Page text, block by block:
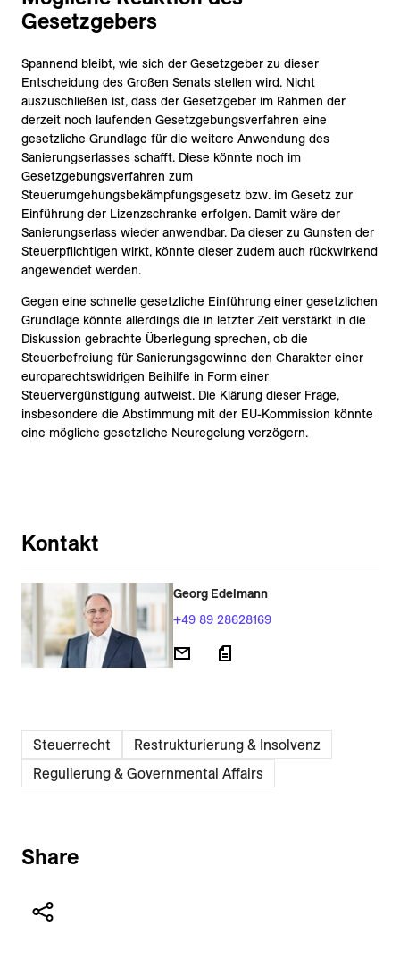
Gesetzgebers
Spannend bleibt, wie sich der Gesetzgeber zu dieser
Entscheidung des Großen Senats stellen wird. Nicht
auszuschließen ist, dass der Gesetzgeber im Rahmen der
derzeit noch laufenden Gesetzgebungsverfahren eine
gesetzliche Grundlage für die weitere Anwendung des
Sanierungserlasses schafft. Diese könnte noch im
Gesetzgebungsverfahren zum
Steuerumgehungsbekämpfungsgesetz bzw. im Gesetz zur
Einführung der Lizenzschranke erfolgen. Damit wäre der
Sanierungserlass wieder anwendbar. Da dieser zu Gunsten der
Steuerpflichtigen wirkt, könnte dieser zudem auch rückwirkend
angewendet werden.
Gegen eine schnelle gesetzliche Einführung einer gesetzlichen
Grundlage könnte allerdings die in letzter Zeit verstärkt in die
Diskussion gebrachte Überlegung sprechen, ob die
Steuerbefreiung für Sanierungsgewinne den Charakter einer
europarechtswidrigen Beihilfe in Form einer
Steuervergünstigung aufweist. Die Klärung dieser Frage,
insbesondere die Abstimmung mit der EU-Kommission könnte
eine mögliche gesetzliche Neuregelung verzögern.
Kontakt
Georg Edelmann
+49 89 28628169
Steuerrecht
Restrukturierung & Insolvenz
Regulierung & Governmental Affairs
Share